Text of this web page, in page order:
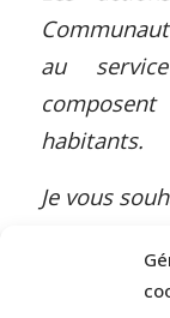
au
habitants.
Je vous